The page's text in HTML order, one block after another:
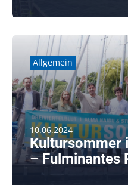
Allgemein
10.06.2024
Kultursommer
– Fulminantes